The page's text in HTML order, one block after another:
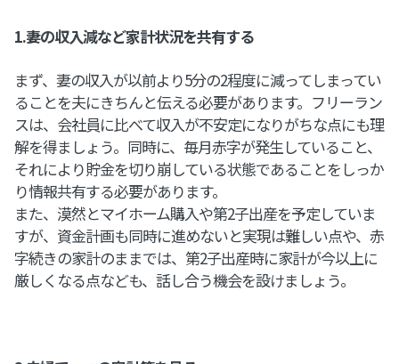
1.妻の収入減など家計状況を共有する
まず、妻の収入が以前より5分の2程度に減ってしまってい
ることを夫にきちんと伝える必要があります。フリーラン
スは、会社員に比べて収入が不安定になりがちな点にも理
解を得ましょう。同時に、毎月赤字が発生していること、
それにより貯金を切り崩している状態であることをしっか
り情報共有する必要があります。
また、漠然とマイホーム購入や第2子出産を予定していま
すが、資金計画も同時に進めないと実現は難しい点や、赤
字続きの家計のままでは、第2子出産時に家計が今以上に
厳しくなる点なども、話し合う機会を設けましょう。